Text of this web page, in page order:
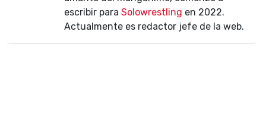
escribir para Solowrestling en 2022.
Actualmente es redactor jefe de la web.